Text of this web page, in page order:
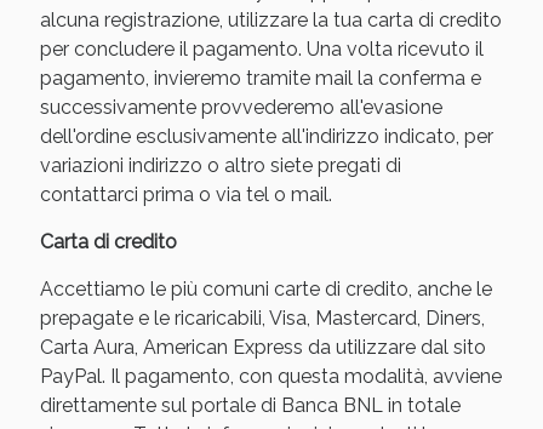
alcuna registrazione, utilizzare la tua carta di credito
per concludere il pagamento. Una volta ricevuto il
pagamento, invieremo tramite mail la conferma e
successivamente provvederemo all'evasione
dell'ordine esclusivamente all'indirizzo indicato, per
variazioni indirizzo o altro siete pregati di
contattarci prima o via tel o mail.
Carta di credito
Accettiamo le più comuni carte di credito, anche le
prepagate e le ricaricabili, Visa, Mastercard, Diners,
Carta Aura, American Express da utilizzare dal sito
PayPal. Il pagamento, con questa modalità, avviene
direttamente sul portale di Banca BNL in totale
Benessere Intestinale: Sconto fino al 55% valido